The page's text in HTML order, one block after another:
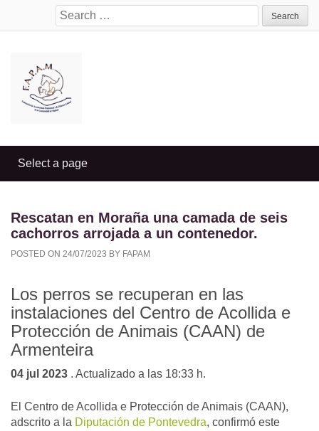
Search
for:
Rescatan en Moraña una camada de seis
cachorros arrojada a un contenedor.
POSTED ON 24/07/2023 BY FAPAM
Los perros se recuperan en las
instalaciones del Centro de Acollida e
Protección de Animais (CAAN) de
Armenteira
04 jul 2023 . Actualizado a las 18:33 h.
El Centro de Acollida e Protección de Animais (CAAN),
adscrito a la Diputación de Pontevedra, confirmó este